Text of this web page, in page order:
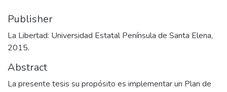
Publisher
La Libertad: Universidad Estatal Península de Santa Elena,
2015.
Abstract
La presente tesis su propósito es implementar un Plan de